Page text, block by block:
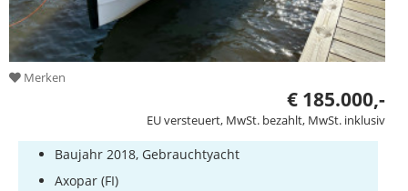
Merken
€ 185.000,-
EU versteuert, MwSt. bezahlt, MwSt. inklusiv
Baujahr 2018, Gebrauchtyacht
Axopar (FI)